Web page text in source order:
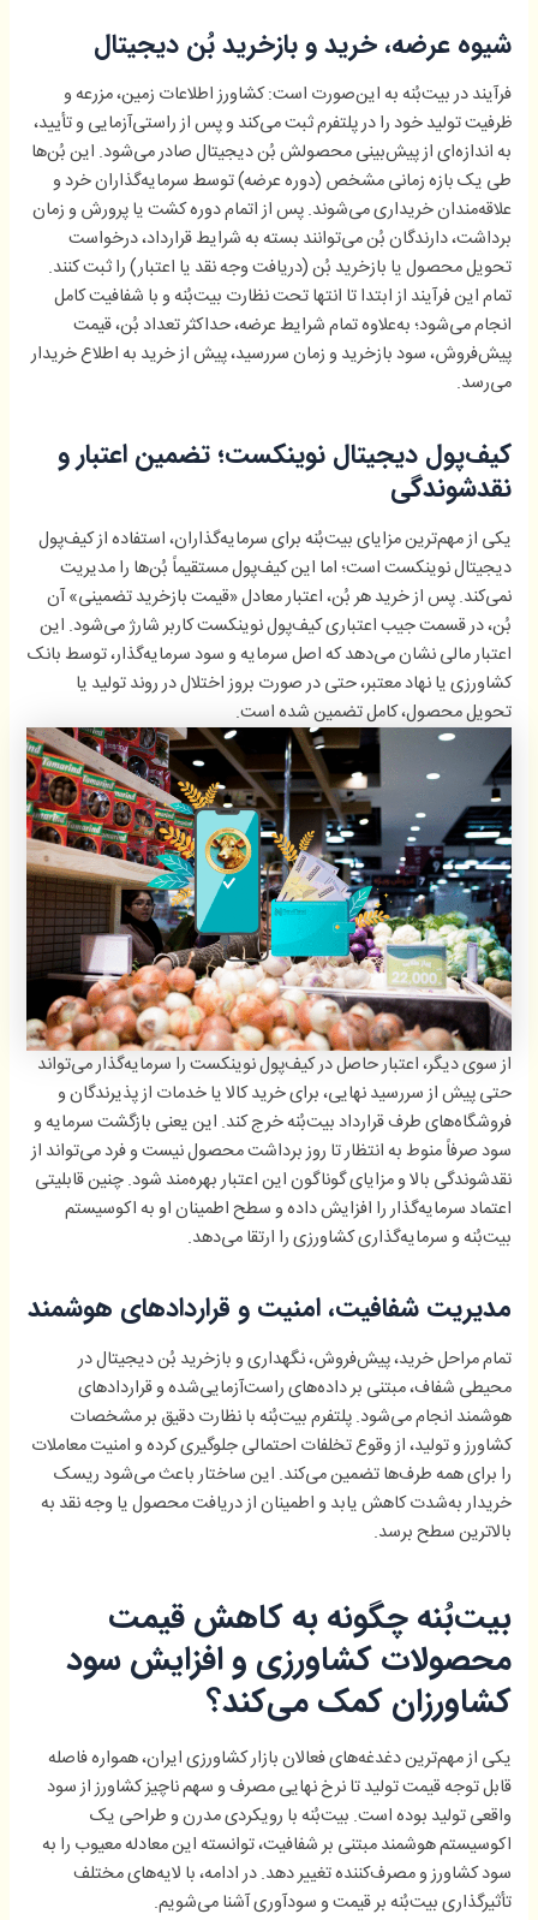
شیوه عرضه، خرید و بازخرید بُن دیجیتال
فرآیند در بیت‌بُنه به این‌صورت است: کشاورز اطلاعات زمین، مزرعه و
ظرفیت تولید خود را در پلتفرم ثبت می‌کند و پس از راستی‌آزمایی و تأیید،
به اندازه‌ای از پیش‌بینی محصولش بُن دیجیتال صادر می‌شود. این بُن‌ها
طی یک بازه زمانی مشخص (دوره عرضه) توسط سرمایه‌گذاران خرد و
علاقه‌مندان خریداری می‌شوند. پس از اتمام دوره کشت یا پرورش و زمان
برداشت، دارندگان بُن می‌توانند بسته به شرایط قرارداد، درخواست
تحویل محصول یا بازخرید بُن (دریافت وجه نقد یا اعتبار) را ثبت کنند.
تمام این فرآیند از ابتدا تا انتها تحت نظارت بیت‌بُنه و با شفافیت کامل
انجام می‌شود؛ به‌علاوه تمام شرایط عرضه، حداکثر تعداد بُن، قیمت
پیش‌فروش، سود بازخرید و زمان سررسید، پیش از خرید به اطلاع خریدار
می‌رسد.
کیف‌پول دیجیتال نوینکست؛ تضمین اعتبار و
نقدشوندگی
یکی از مهم‌ترین مزایای بیت‌بُنه برای سرمایه‌گذاران، استفاده از کیف‌پول
دیجیتال نوینکست است؛ اما این کیف‌پول مستقیماً بُن‌ها را مدیریت
نمی‌کند. پس از خرید هر بُن، اعتبار معادل «قیمت بازخرید تضمینی» آن
بُن، در قسمت جیب اعتباری کیف‌پول نوینکست کاربر شارژ می‌شود. این
اعتبار مالی نشان می‌دهد که اصل سرمایه و سود سرمایه‌گذار، توسط بانک
کشاورزی یا نهاد معتبر، حتی در صورت بروز اختلال در روند تولید یا
تحویل محصول، کامل تضمین شده است.
از سوی دیگر، اعتبار حاصل در کیف‌پول نوینکست را سرمایه‌گذار می‌تواند
حتی پیش از سررسید نهایی، برای خرید کالا یا خدمات از پذیرندگان و
فروشگاه‌های طرف قرارداد بیت‌بُنه خرج کند. این یعنی بازگشت سرمایه و
سود صرفاً منوط به انتظار تا روز برداشت محصول نیست و فرد می‌تواند از
نقدشوندگی بالا و مزایای گوناگون این اعتبار بهره‌مند شود. چنین قابلیتی
اعتماد سرمایه‌گذار را افزایش داده و سطح اطمینان او به اکوسیستم
بیت‌بُنه و سرمایه‌گذاری کشاورزی را ارتقا می‌دهد.
مدیریت شفافیت، امنیت و قراردادهای هوشمند
تمام مراحل خرید، پیش‌فروش، نگهداری و بازخرید بُن دیجیتال در
محیطی شفاف، مبتنی بر داده‌های راست‌آزمایی‌شده و قراردادهای
هوشمند انجام می‌شود. پلتفرم بیت‌بُنه با نظارت دقیق بر مشخصات
کشاورز و تولید، از وقوع تخلفات احتمالی جلوگیری کرده و امنیت معاملات
را برای همه طرف‌ها تضمین می‌کند. این ساختار باعث می‌شود ریسک
خریدار به‌شدت کاهش یابد و اطمینان از دریافت محصول یا وجه نقد به
بالاترین سطح برسد.
بیت‌بُنه چگونه به کاهش قیمت
محصولات کشاورزی و افزایش سود
کشاورزان کمک می‌کند؟
یکی از مهم‌ترین دغدغه‌های فعالان بازار کشاورزی ایران، همواره فاصله
قابل توجه قیمت تولید تا نرخ نهایی مصرف و سهم ناچیز کشاورز از سود
واقعی تولید بوده است. بیت‌بُنه با رویکردی مدرن و طراحی یک
اکوسیستم هوشمند مبتنی بر شفافیت، توانسته این معادله معیوب را به
سود کشاورز و مصرف‌کننده تغییر دهد. در ادامه، با لایه‌های مختلف
تأثیرگذاری بیت‌بُنه بر قیمت و سودآوری آشنا می‌شویم.